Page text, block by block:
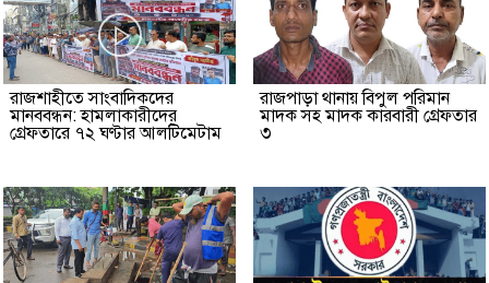
রাজশাহীতে সাংবাদিকদের
মানববন্ধন: হামলাকারীদের
গ্রেফতারে ৭২ ঘণ্টার আলটিমেটাম
রাজপাড়া থানায় বিপুল পরিমান
মাদক সহ মাদক কারবারী গ্রেফতার
৩